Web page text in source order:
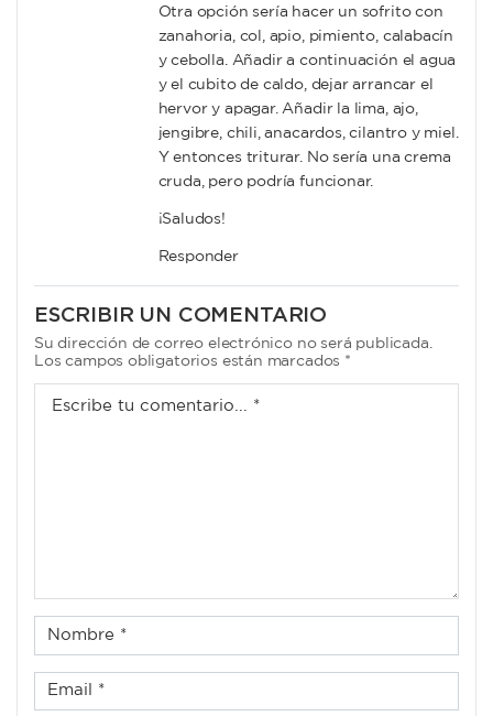
Otra opción sería hacer un sofrito con
zanahoria, col, apio, pimiento, calabacín
y cebolla. Añadir a continuación el agua
y el cubito de caldo, dejar arrancar el
hervor y apagar. Añadir la lima, ajo,
jengibre, chili, anacardos, cilantro y miel.
Y entonces triturar. No sería una crema
cruda, pero podría funcionar.
¡Saludos!
Responder
ESCRIBIR UN COMENTARIO
Su dirección de correo electrónico no será publicada.
Los campos obligatorios están marcados *